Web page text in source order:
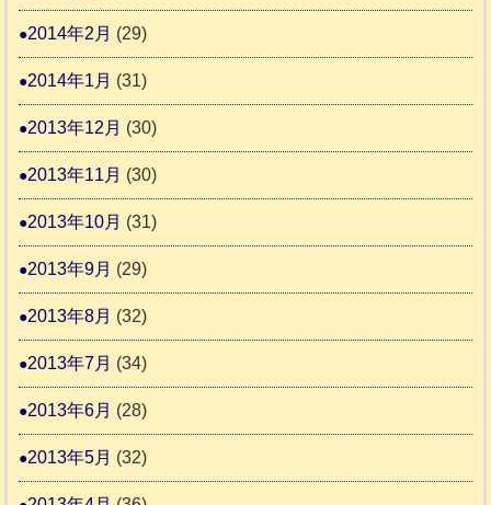
2014年2月 (29)
2014年1月 (31)
2013年12月 (30)
2013年11月 (30)
2013年10月 (31)
2013年9月 (29)
2013年8月 (32)
2013年7月 (34)
2013年6月 (28)
2013年5月 (32)